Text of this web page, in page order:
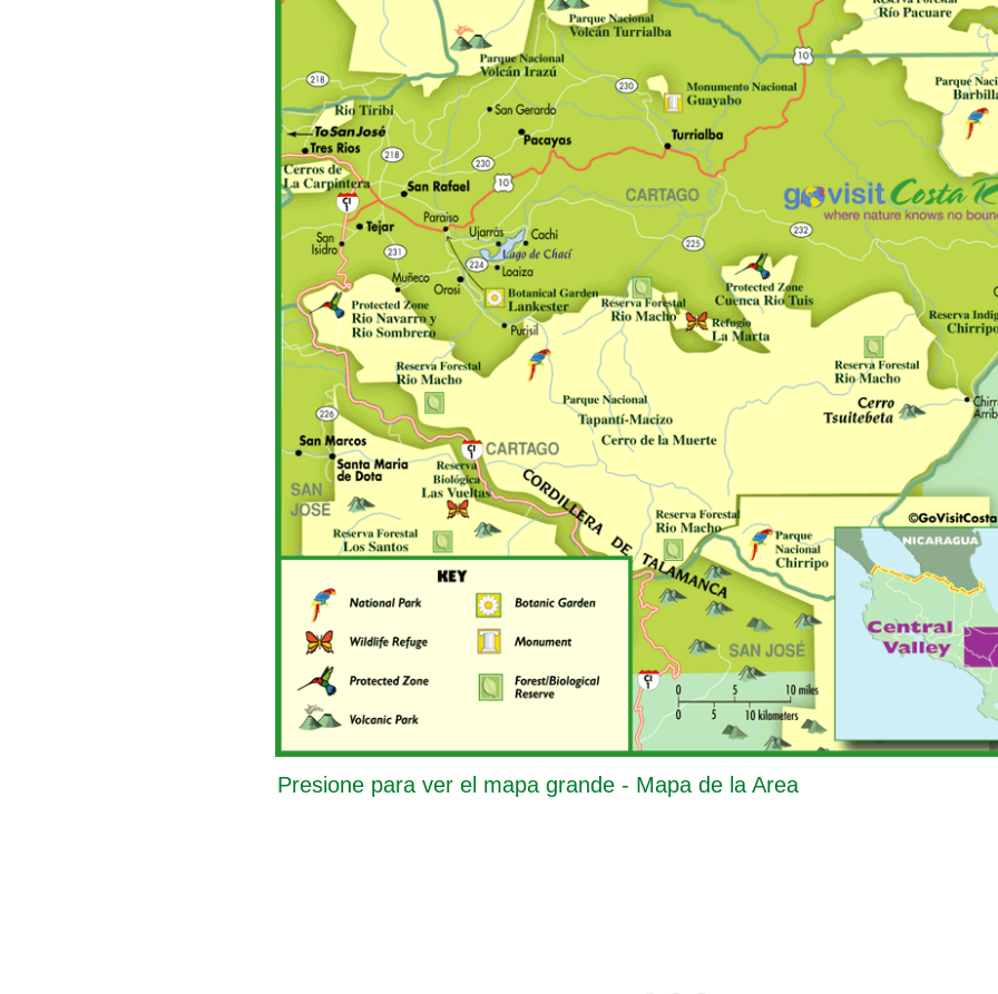
Presione para ver el mapa grande - Mapa de la Area